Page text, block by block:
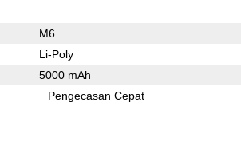
M6
Li-Poly
5000 mAh
Pengecasan Cepat